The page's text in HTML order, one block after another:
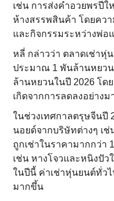
เช่น การส่งคำอวยพรปี
ห้างสรรพสินค้า โดยคว
และกิจกรรมระหว่างพ่อ
หลี่ กล่าวว่า ตลาดเช่าหุ่
ประมาณ 1 พันล้านหยวน
ล้านหยวนในปี 2026 โด
เกิดจากการลดลงอย่าง
ในช่วงเทศกาลตรุษจีนปี
นอยด์จากบริษัทต่างๆ เช่
ถูกเช่าในราคามากกว่า
เช่น หางโจวและหนิงปัว
ในปีนี้ ค่าเช่าหุ่นยนต์ทั่ว
มากขึ้น